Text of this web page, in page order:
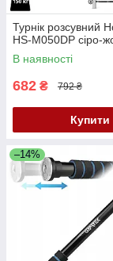
Турнік розсувний
HS-M050DP сіро-
В наявності
682 ₴ 792 ₴
Купити
–14%